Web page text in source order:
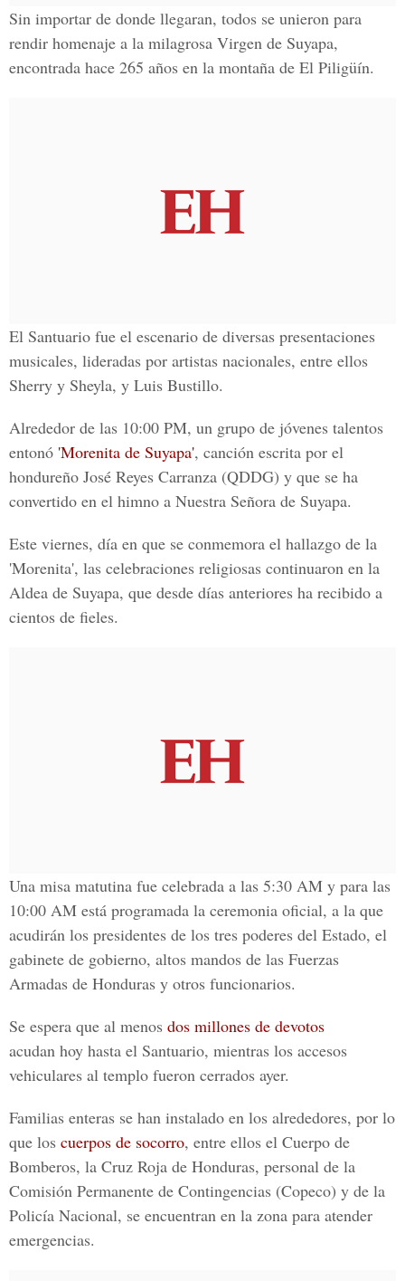
Sin importar de donde llegaran, todos se unieron para
rendir homenaje a la milagrosa Virgen de Suyapa,
encontrada hace 265 años en la montaña de El Piligüín.
El Santuario fue el escenario de diversas presentaciones
musicales, lideradas por artistas nacionales, entre ellos
Sherry y Sheyla, y Luis Bustillo.
Alrededor de las 10:00 PM, un grupo de jóvenes talentos
entonó 'Morenita de Suyapa', canción escrita por el
hondureño José Reyes Carranza (QDDG) y que se ha
convertido en el himno a Nuestra Señora de Suyapa.
Este viernes, día en que se conmemora el hallazgo de la
'Morenita', las celebraciones religiosas continuaron en la
Aldea de Suyapa, que desde días anteriores ha recibido a
cientos de fieles.
Una misa matutina fue celebrada a las 5:30 AM y para las
10:00 AM está programada la ceremonia oficial, a la que
acudirán los presidentes de los tres poderes del Estado, el
gabinete de gobierno, altos mandos de las Fuerzas
Armadas de Honduras y otros funcionarios.
Se espera que al menos dos millones de devotos
acudan hoy hasta el Santuario, mientras los accesos
vehiculares al templo fueron cerrados ayer.
Familias enteras se han instalado en los alrededores, por lo
que los cuerpos de socorro, entre ellos el Cuerpo de
Bomberos, la Cruz Roja de Honduras, personal de la
Comisión Permanente de Contingencias (Copeco) y de la
Policía Nacional, se encuentran en la zona para atender
emergencias.